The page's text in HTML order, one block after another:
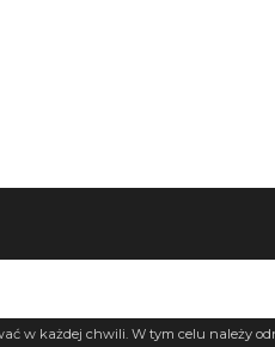
w każdej chwili. W tym celu należy